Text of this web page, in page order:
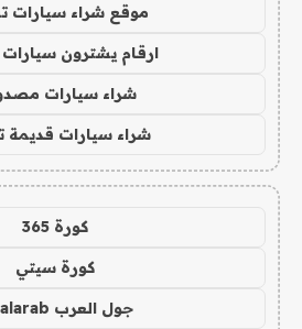
موقع شراء سيارات
ارقام يشترون
شراء سيارات
شراء سيارات قديمة
كورة 365
كورة سيتي
جول العرب goalarab